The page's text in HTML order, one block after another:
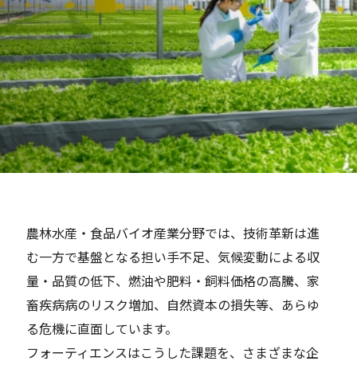
Insight
Expert
Company
Careers
サイト内検索
Contact
農林水産・食品バイオ産業分野では、技術革新は進
む一方で基盤となる担い手不足、気候変動による収
量・品質の低下、燃油や肥料・飼料価格の高騰、家
畜疾病病のリスク増加、自然資本の損失等、あらゆ
る危機に直面しています。
フォーティエンスはこうした課題を、さまざまな企